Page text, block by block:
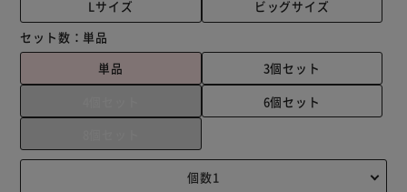
Lサイズ
ビッグサイズ
セット数： 単品
単品
3個セット
6個セット